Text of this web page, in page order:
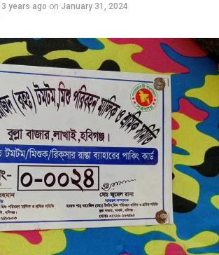
3 years ago on January 31, 2024